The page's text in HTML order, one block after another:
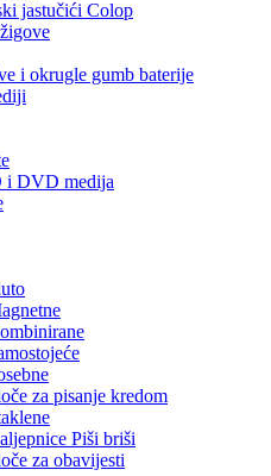
jastučići Colop
i okrugle gumb baterije
i DVD medija
za pisanje kredom
Piši briši
za obavijesti